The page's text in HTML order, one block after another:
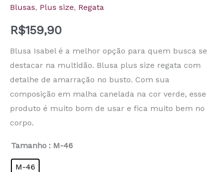
Blusas, Plus size, Regata
R$159,90
Blusa Isabel é a melhor opção para quem busca se
destacar na multidão. Blusa plus size regata com
detalhe de amarração no busto. Com sua
composição em malha canelada na cor verde, esse
produto é muito bom de usar e fica muito bem no
corpo.
Tamanho : M-46
M-46